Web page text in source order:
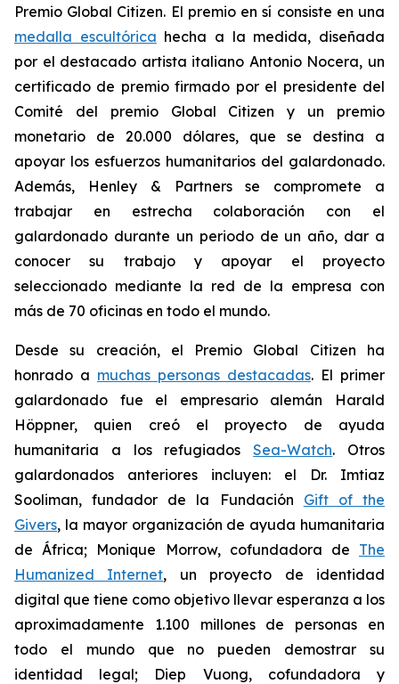
Premio Global Citizen. El premio en sí consiste en una
medalla escultórica hecha a la medida, diseñada
por el destacado artista italiano Antonio Nocera, un
certificado de premio firmado por el presidente del
Comité del premio Global Citizen y un premio
monetario de 20.000 dólares, que se destina a
apoyar los esfuerzos humanitarios del galardonado.
Además, Henley & Partners se compromete a
trabajar en estrecha colaboración con el
galardonado durante un periodo de un año, dar a
conocer su trabajo y apoyar el proyecto
seleccionado mediante la red de la empresa con
más de 70 oficinas en todo el mundo.
Desde su creación, el Premio Global Citizen ha
honrado a muchas personas destacadas. El primer
galardonado fue el empresario alemán Harald
Höppner, quien creó el proyecto de ayuda
humanitaria a los refugiadosSea-Watch. Otros
galardonados anteriores incluyen: el Dr. Imtiaz
Sooliman, fundador de la Fundación Gift of the
Givers, la mayor organización de ayuda humanitaria
de África; Monique Morrow, cofundadora de The
Humanized Internet, un proyecto de identidad
digital que tiene como objetivo llevar esperanza a los
aproximadamente 1.100 millones de personas en
todo el mundo que no pueden demostrar su
identidad legal; Diep Vuong, cofundadora y